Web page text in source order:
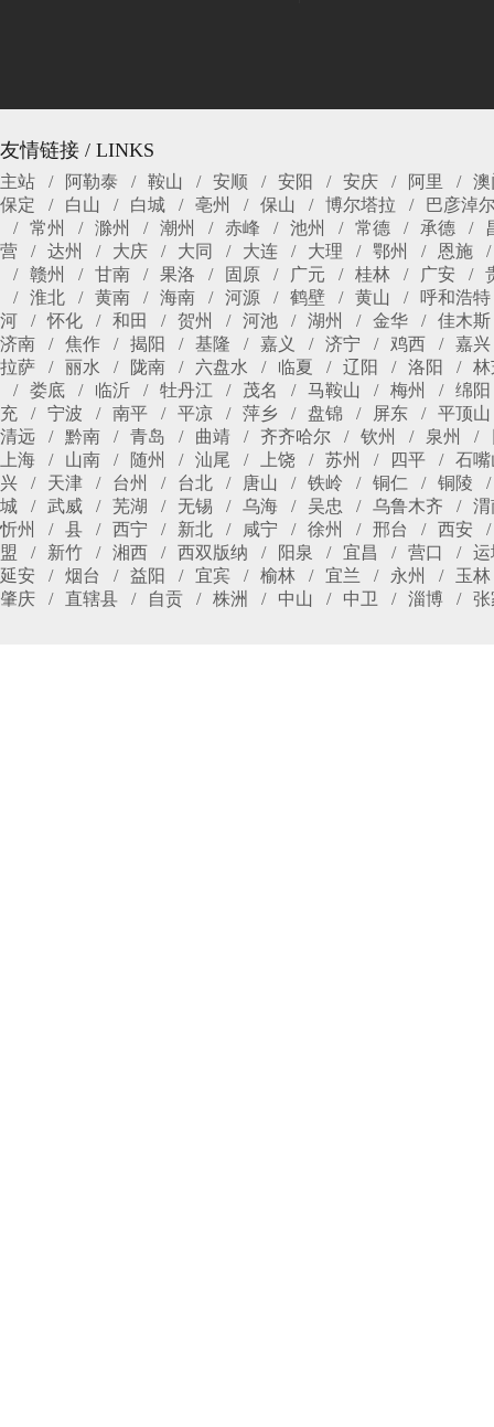
友情链接 / LINKS
主站 阿勒泰 鞍山 安顺 安阳 安庆 阿里
澳
保定
白山 白城 亳州 保山 博尔塔拉
巴彦淖
常州
滁州 潮州 赤峰 池州 常德 承德
营
达州 大庆 大同 大连 大理 鄂州
恩施
赣州
甘南 果洛 固原 广元 桂林 广安
淮北
黄南 海南 河源 鹤壁 黄山
呼和浩特
河
怀化 和田 贺州 河池 湖州 金华
佳木斯
济南
焦作 揭阳 基隆 嘉义 济宁 鸡西
嘉兴
拉萨
丽水 陇南 六盘水 临夏 辽阳 洛阳
林
娄底
临沂 牡丹江 茂名 马鞍山 梅州
绵阳
充
宁波 南平 平凉 萍乡 盘锦 屏东
平顶山
清远
黔南 青岛 曲靖 齐齐哈尔 钦州 泉州
上海
山南 随州 汕尾 上饶 苏州 四平
石嘴
兴
天津 台州 台北 唐山 铁岭 铜仁
铜陵
城
武威 芜湖 无锡 乌海 吴忠 乌鲁木齐
渭
忻州
县 西宁 新北 咸宁 徐州 邢台
西安
盟
新竹 湘西 西双版纳 阳泉 宜昌 营口
运
延安
烟台 益阳 宜宾 榆林 宜兰 永州
玉林
肇庆
直辖县 自贡 株洲 中山 中卫 淄博 张